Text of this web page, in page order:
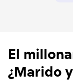
El
¿Marido